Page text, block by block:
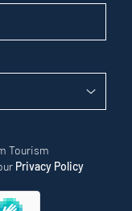
Tourism
Privacy Policy